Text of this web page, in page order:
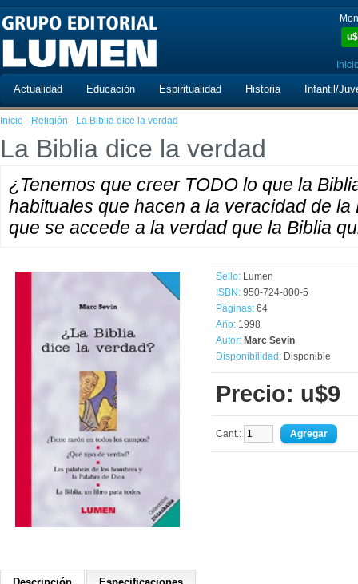
u$
Actualidad Educación Espiritualidad Historia Infantil/
Inicio · Religión · La Biblia dice la verdad
La Biblia dice la verdad
¿Tenemos que creer TODO lo que la
habituales que hacen a la veracidad de
que se accede a la verdad que la Biblia
Sello: Lumen
ISBN: 950-724-800-5
Páginas: 64
Año: 1998
Autor: Marc Sevin
Disponibilidad: Disponible
Precio: u$9
Cant.: